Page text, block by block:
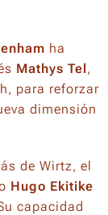
ha
Mathys Tel,
para reforzar
dimensión
de Wirtz, el
Hugo Ekitike
capacidad